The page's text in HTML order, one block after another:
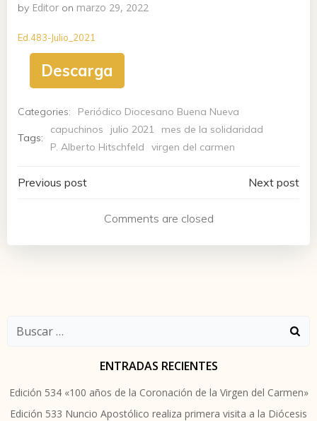
by Editor on marzo 29, 2022
Ed.483-Julio_2021
Descarga
Categories: Periódico Diocesano Buena Nueva
Tags:
capuchinos julio 2021
mes de la solidaridad
P. Alberto Hitschfeld
virgen del carmen
Navegación
entradas
Previous post
Navegación
de
entradas
Next post
Comments are closed
Buscar:
ENTRADAS RECIENTES
Edición 534 «100 años de la Coronación de la Virgen del Carmen»
Edición 533 Nuncio Apostólico realiza primera visita a la Diócesis